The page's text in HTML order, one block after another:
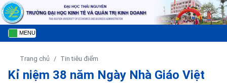
MENU
Trang chủ Tin tiêu điểm
Kỉ niệm 38 năm Ngày Nhà Giáo Việt